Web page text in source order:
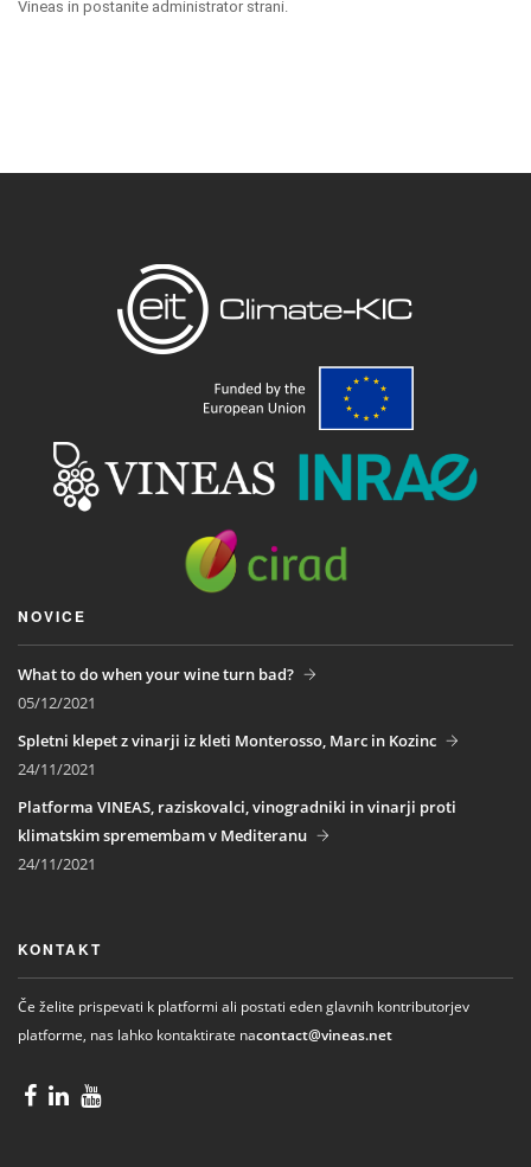
Vineas in postanite administrator strani.
NOVICE
What to do when your wine turn bad?
05/12/2021
Spletni klepet z vinarji iz kleti Monterosso, Marc in Kozinc
24/11/2021
Platforma VINEAS, raziskovalci, vinogradniki in vinarji proti
klimatskim spremembam v Mediteranu
24/11/2021
KONTAKT
Če želite prispevati k platformi ali postati eden glavnih kontributorjev
platforme, nas lahko kontaktirate nacontact@vineas.net